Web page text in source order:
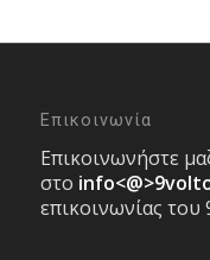
Επικοινωνία
Επικοινωνήστε
στο
επικοινωνίας